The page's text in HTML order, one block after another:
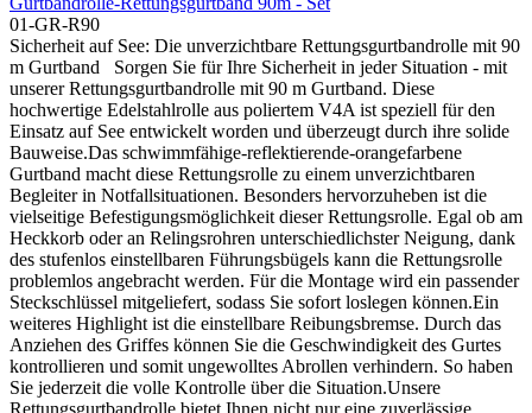
01-GR-R90
Sicherheit auf See: Die unverzichtbare Rettungsgurtbandrolle mit 90
m Gurtband Sorgen Sie für Ihre Sicherheit in jeder Situation - mit
unserer Rettungsgurtbandrolle mit 90 m Gurtband. Diese
hochwertige Edelstahlrolle aus poliertem V4A ist speziell für den
Einsatz auf See entwickelt worden und überzeugt durch ihre solide
Bauweise.Das schwimmfähige-reflektierende-orangefarbene
Gurtband macht diese Rettungsrolle zu einem unverzichtbaren
Begleiter in Notfallsituationen. Besonders hervorzuheben ist die
vielseitige Befestigungsmöglichkeit dieser Rettungsrolle. Egal ob am
Heckkorb oder an Relingsrohren unterschiedlichster Neigung, dank
des stufenlos einstellbaren Führungsbügels kann die Rettungsrolle
problemlos angebracht werden. Für die Montage wird ein passender
Steckschlüssel mitgeliefert, sodass Sie sofort loslegen können.Ein
weiteres Highlight ist die einstellbare Reibungsbremse. Durch das
Anziehen des Griffes können Sie die Geschwindigkeit des Gurtes
kontrollieren und somit ungewolltes Abrollen verhindern. So haben
Sie jederzeit die volle Kontrolle über die Situation.Unsere
Rettungsgurtbandrolle bietet Ihnen nicht nur eine zuverlässige